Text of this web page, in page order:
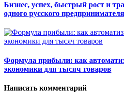
Бизнес, успех, быстрый рост и
одного русского
Формула прибыли: как
экономики для тысяч товаров
Написать комментарий